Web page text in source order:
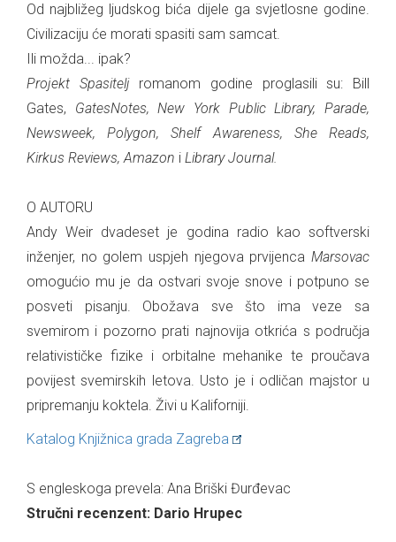
Od najbližeg ljudskog bića dijele ga svjetlosne godine.
Civilizaciju će morati spasiti sam samcat.
Ili možda... ipak?
Projekt Spasiteljromanom godine proglasili su: Bill
Gates, GatesNotes, New York Public Library, Parade,
Newsweek, Polygon, Shelf Awareness, She Reads,
Kirkus Reviews, Amazon i Library Journal.
O AUTORU
Andy Weir dvadeset je godina radio kao softverski
inženjer, no golem uspjeh njegova prvijenca Marsovac
omogućio mu je da ostvari svoje snove i potpuno se
posveti pisanju. Obožava sve što ima veze sa
svemirom i pozorno prati najnovija otkrića s područja
relativističke fizike i orbitalne mehanike te proučava
povijest svemirskih letova. Usto je i odličan majstor u
pripremanju koktela. Živi u Kaliforniji.
Katalog Knjižnica grada Zagreba
S engleskoga prevela: Ana Briški Đurđevac
Stručni recenzent: Dario Hrupec